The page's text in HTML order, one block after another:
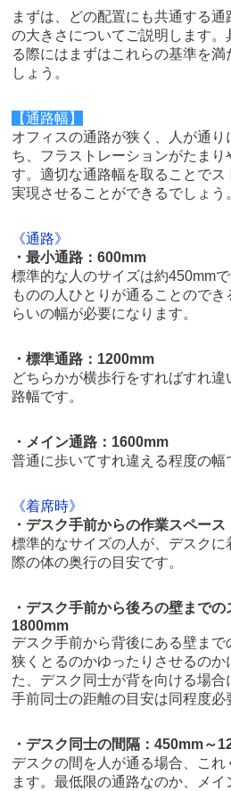
まずは、どの配置にも共通する
の大きさについてご説明します。
る際にはまずはこれらの基準を満
しょう。
【通路幅】
オフィスの通路が狭く、人が通
ち、フラストレーションがたまり
す。適切な通路幅を取ることで
実現させることができるでしょう
《通路》
・最小通路：600mm
標準的な人のサイズは約450mm
ものの人ひとりが通ることのでき
らいの幅が必要になります。
・標準通路：1200mm
どちらかが横歩行をすればすれ
路幅です。
・メイン通路：1600mm
普通に歩いてすれ違える程度の幅
《着席時》
・デスク手前からの作業スペー
標準的なサイズの人が、デスクに
際の体の奥行の目安です。
・デスク手前から後ろの壁まで
1800mm
デスク手前から背後にある壁ま
狭くとるのかゆったりさせるのか
た、デスク同士が背を向ける場
手前同士の距離の目安は同程度必
・デスク同士の間隔：450mm～
デスクの間を人が通る場合、これ
ます。最低限の通路なのか、メ